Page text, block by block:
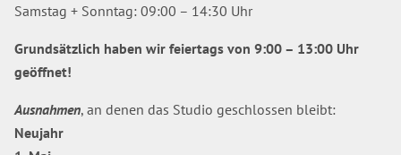
Samstag + Sonntag: 09:00 – 14:30 Uhr
Grundsätzlich haben wir feiertags von 9:00 – 13:00 Uhr
geöffnet!
Ausnahmen, an denen das Studio geschlossen bleibt:
Neujahr